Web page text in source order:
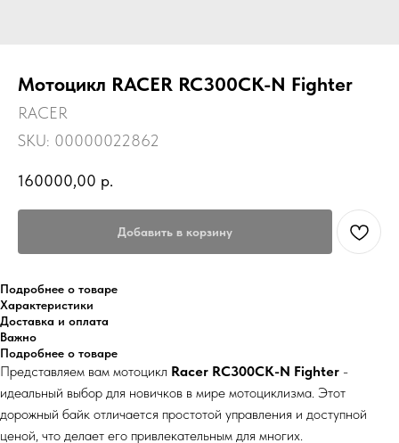
Мотоцикл RACER RC300CK-N Fighter
RACER
SKU: 00000022862
160000,00 р.
Добавить в корзину
Подробнее о товаре
Характеристики
Доставка и оплата
Важно
Подробнее о товаре
Представляем вам мотоцикл Racer RC300CK-N Fighter -
идеальный выбор для новичков в мире мотоциклизма. Этот
дорожный байк отличается простотой управления и доступной
ценой, что делает его привлекательным для многих.